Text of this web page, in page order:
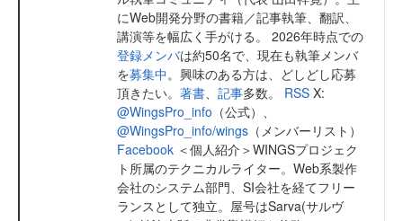
にWeb開発分野の書籍／記事執筆、翻訳、
講演等を幅広く手がける。 2026年時点での
登録メンバは約50名で、現在も執筆メンバ
を募集中。興味のある方は、どしどし応募
頂きたい。 著書 記事多数。 RSS X:
@WingsPro_info （公式）、
@WingsPro_info/wings （メンバーリスト）
Facebook ＜個人紹介＞WINGSプロジェク
ト所属のテクニカルライター。Web系製作
会社のシステム部門、SI会社を経てフリー
ランスとして独立。屋号はSarva(サルヴ